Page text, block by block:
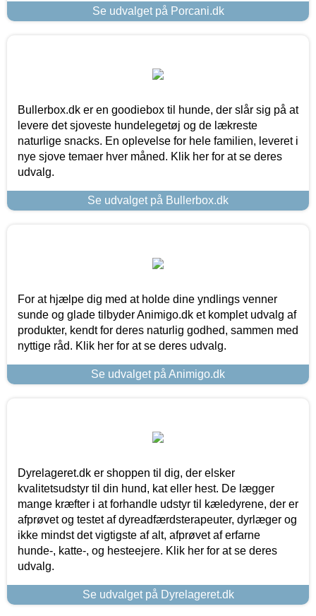
Se udvalget på Porcani.dk
Bullerbox.dk er en goodiebox til hunde, der slår sig på at
levere det sjoveste hundelegetøj og de lækreste
naturlige snacks. En oplevelse for hele familien, leveret i
nye sjove temaer hver måned. Klik her for at se deres
udvalg.
Se udvalget på Bullerbox.dk
For at hjælpe dig med at holde dine yndlings venner
sunde og glade tilbyder Animigo.dk et komplet udvalg af
produkter, kendt for deres naturlig godhed, sammen med
nyttige råd. Klik her for at se deres udvalg.
Se udvalget på Animigo.dk
Dyrelageret.dk er shoppen til dig, der elsker
kvalitetsudstyr til din hund, kat eller hest. De lægger
mange kræfter i at forhandle udstyr til kæledyrene, der er
afprøvet og testet af dyreadfærdsterapeuter, dyrlæger og
ikke mindst det vigtigste af alt, afprøvet af erfarne
hunde-, katte-, og hesteejere. Klik her for at se deres
udvalg.
Se udvalget på Dyrelageret.dk